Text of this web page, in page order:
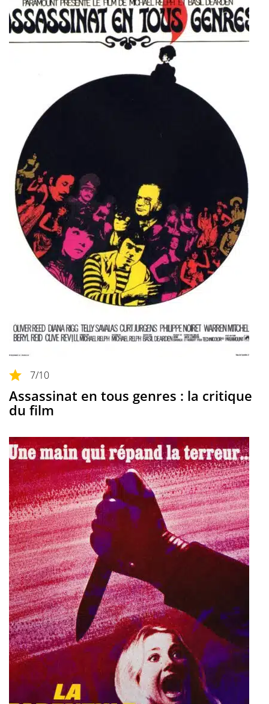
7/10
Assassinat en tous genres : la critique
du film